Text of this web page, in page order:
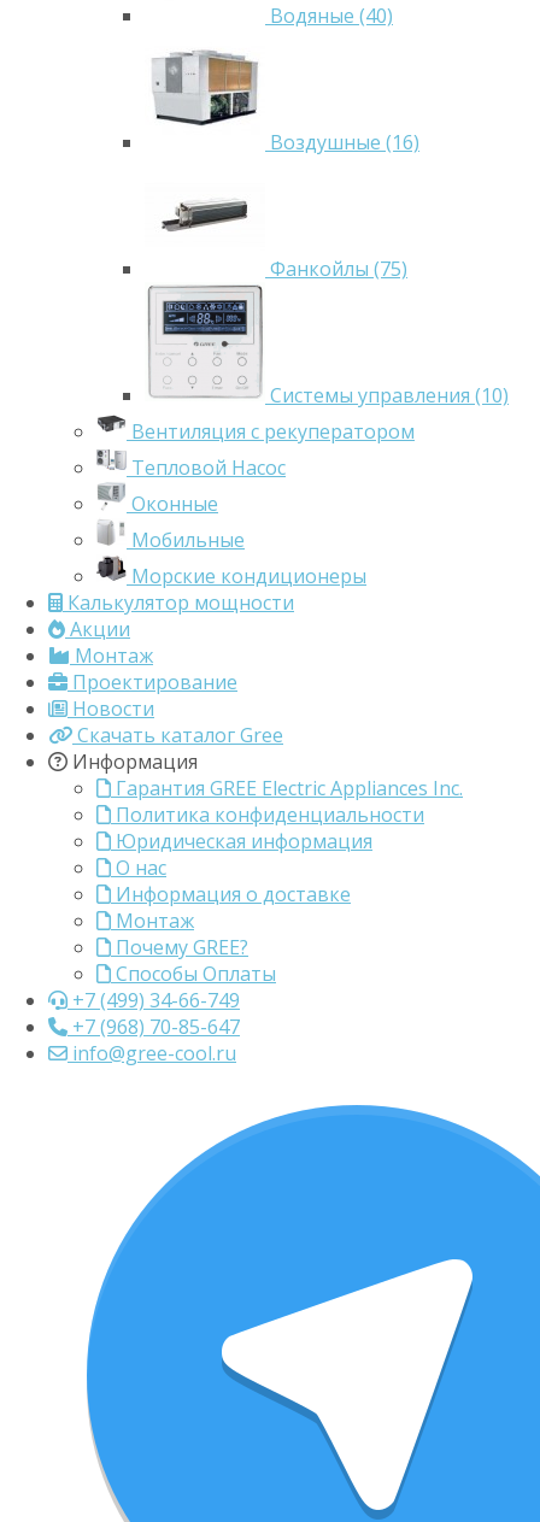
Водяные (40)
Воздушные (16)
Фанкойлы (75)
Системы управления (10)
Вентиляция с рекуператором
Тепловой Насос
Оконные
Мобильные
Морские кондиционеры
Калькулятор мощности
Акции
Монтаж
Проектирование
Новости
Скачать каталог Gree
Информация
Гарантия GREE Electric Appliances Inc.
Политика конфиденциальности
Юридическая информация
О нас
Информация о доставке
Монтаж
Почему GREE?
Способы Оплаты
+7 (499) 34-66-749
+7 (968) 70-85-647
info@gree-cool.ru